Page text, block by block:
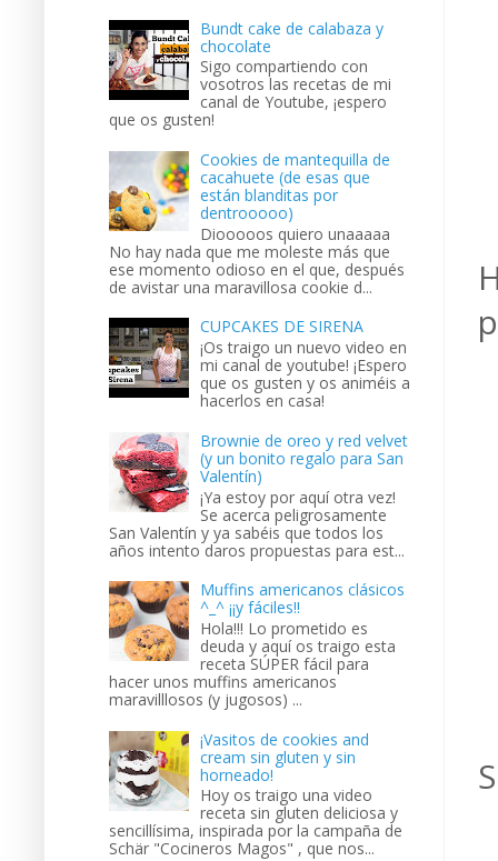
Bundt cake de calabaza y
chocolate
Sigo compartiendo con
vosotros las recetas de mi
canal de Youtube, ¡espero
que os gusten!
Cookies de mantequilla de
cacahuete (de esas que
están blanditas por
dentrooooo)
Diooooos quiero unaaaaa
No hay nada que me moleste más que
ese momento odioso en el que, después
de avistar una maravillosa cookie d...
CUPCAKES DE SIRENA
¡Os traigo un nuevo video en
mi canal de youtube! ¡Espero
que os gusten y os animéis a
hacerlos en casa!
Brownie de oreo y red velvet
(y un bonito regalo para San
Valentín)
¡Ya estoy por aquí otra vez!
Se acerca peligrosamente
San Valentín y ya sabéis que todos los
años intento daros propuestas para est...
Muffins americanos clásicos
^_^ ¡¡y fáciles!!
Hola!!! Lo prometido es
deuda y aquí os traigo esta
receta SÚPER fácil para
hacer unos muffins americanos
maravilllosos (y jugosos) ...
¡Vasitos de cookies and
cream sin gluten y sin
horneado!
Hoy os traigo una video
receta sin gluten deliciosa y
sencillísima, inspirada por la campaña de
Schär "Cocineros Magos" , que nos...